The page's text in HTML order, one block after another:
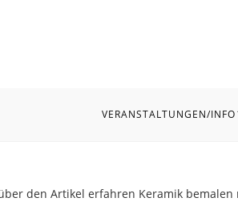
VERANSTALTUNGEN/